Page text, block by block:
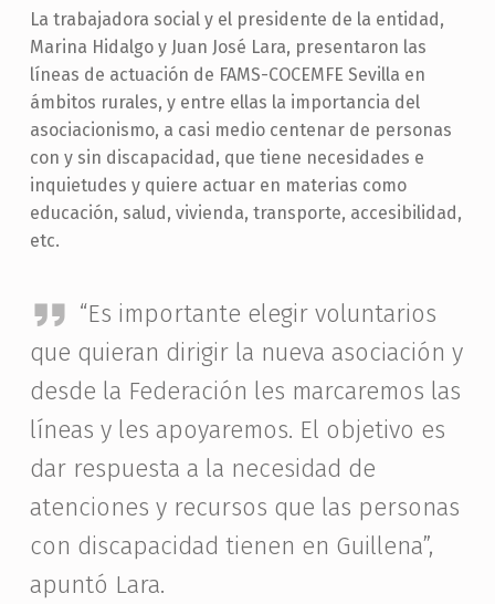
La trabajadora social y el presidente de la entidad,
Marina Hidalgo y Juan José Lara, presentaron las
líneas de actuación de FAMS-COCEMFE Sevilla en
ámbitos rurales, y entre ellas la importancia del
asociacionismo, a casi medio centenar de personas
con y sin discapacidad, que tiene necesidades e
inquietudes y quiere actuar en materias como
educación, salud, vivienda, transporte, accesibilidad,
etc.
“Es importante elegir voluntarios
que quieran dirigir la nueva asociación y
desde la Federación les marcaremos las
líneas y les apoyaremos. El objetivo es
dar respuesta a la necesidad de
atenciones y recursos que las personas
con discapacidad tienen en Guillena”,
apuntó Lara.